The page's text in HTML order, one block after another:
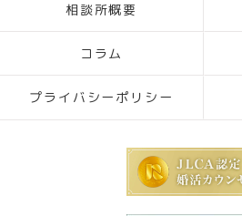
相談所概要
コラム
プライバシーポリシー